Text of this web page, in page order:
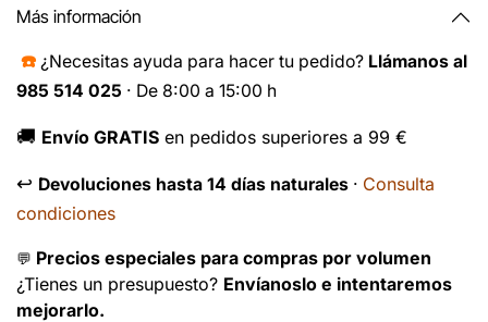
Más información
☎️ ¿Necesitas ayuda para hacer tu pedido? Llámanos al
985 514 025 · De 8:00 a 15:00 h
🚚 Envío GRATIS en pedidos superiores a 99 €
↩️ Devoluciones hasta 14 días naturales · Consulta
condiciones
💬 Precios especiales para compras por volumen
¿Tienes un presupuesto? Envíanoslo e intentaremos
mejorarlo.